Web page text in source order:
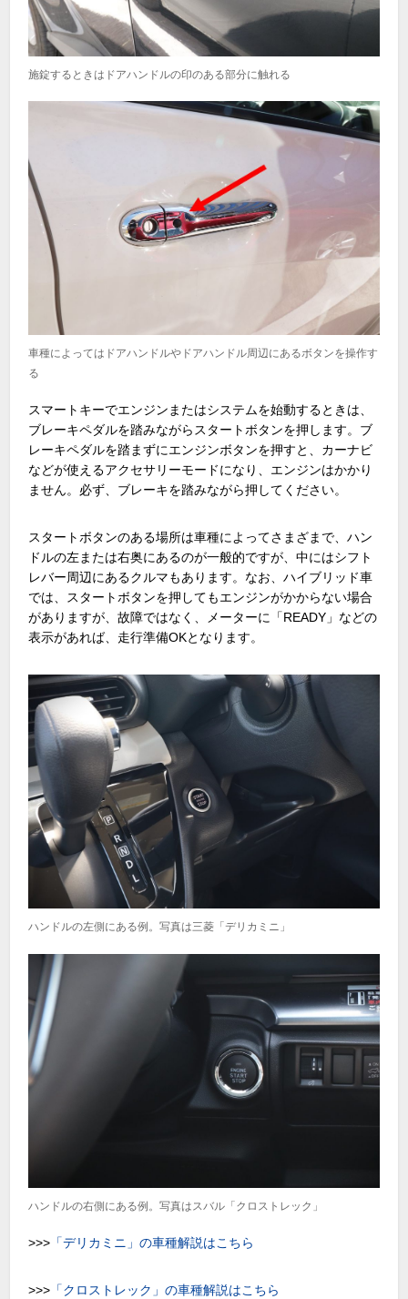
施錠するときはドアハンドルの印のある部分に触れる
車種によってはドアハンドルやドアハンドル周辺にあるボタンを操作す
る
スマートキーでエンジンまたはシステムを始動するときは、
ブレーキペダルを踏みながらスタートボタンを押します。ブ
レーキペダルを踏まずにエンジンボタンを押すと、カーナビ
などが使えるアクセサリーモードになり、エンジンはかかり
ません。必ず、ブレーキを踏みながら押してください。
スタートボタンのある場所は車種によってさまざまで、ハン
ドルの左または右奥にあるのが一般的ですが、中にはシフト
レバー周辺にあるクルマもあります。なお、ハイブリッド車
では、スタートボタンを押してもエンジンがかからない場合
がありますが、故障ではなく、メーターに「READY」などの
表示があれば、走行準備OKとなります。
ハンドルの左側にある例。写真は三菱「デリカミニ」
ハンドルの右側にある例。写真はスバル「クロストレック」
>>> 「デリカミニ」の車種解説はこちら
>>> 「クロストレック」の車種解説はこちら